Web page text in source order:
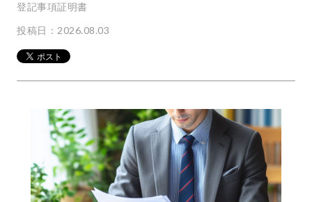
登記事項証明書
投稿日：2026.08.03